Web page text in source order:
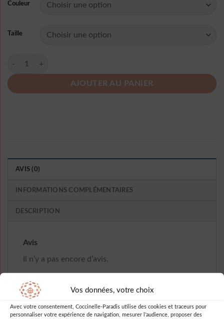
Vos données, votre choix
Avec votre consentement, Coccinelle-Paradis utilise des cookies et traceurs pour
personnaliser votre expérience de navigation, mesurer l’audience, proposer des
Couleur
Taille
quantité de Robe Boheme En Soie
AJOUTER AU PANIER
AVIS (0)
INFORMATIONS COMPLÉMENTAIRES
DESCRIPTION
Avis
Il n’y a pas encore d’avis.
Soyez le premier à laisser votre avis sur